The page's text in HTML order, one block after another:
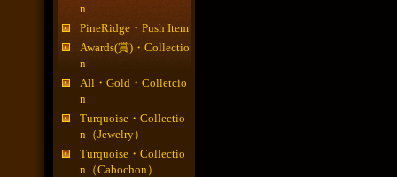
n
PineRidge・Push Item
Awards(賞)・Collectio
n
All・Gold・Colletcio
n
Turquoise・Collectio
n（Jewelry）
Turquoise・Collectio
n（Cabochon）